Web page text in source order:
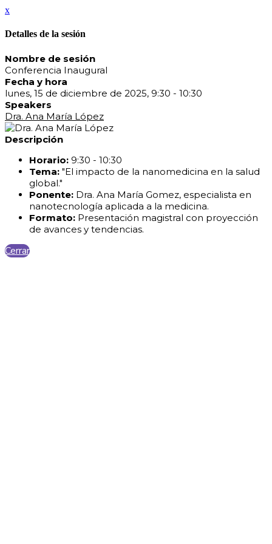
x
Detalles de la sesión
Nombre de sesión
Conferencia Inaugural
Fecha y hora
lunes, 15 de diciembre de 2025, 9:30 - 10:30
Speakers
Dra. Ana María López
Descripción
Horario: 9:30 - 10:30
Tema: "El impacto de la nanomedicina en la salud
global."
Ponente: Dra. Ana María Gomez, especialista en
nanotecnología aplicada a la medicina.
Formato: Presentación magistral con proyección
de avances y tendencias.
Cerrar